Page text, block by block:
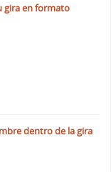
gira en formato
dentro de la gira